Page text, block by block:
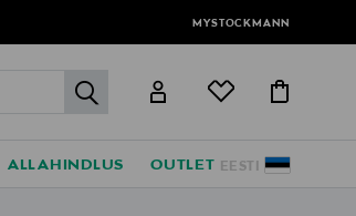
MYSTOCKMANN
label.header.go
EESTI
ALLAHINDLUS OUTLET